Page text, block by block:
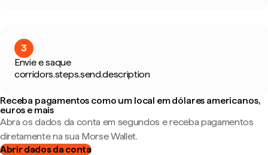
3
Envie e saque
corridors.steps.send.description
Receba pagamentos como um local em dólares americanos,
euros e mais
Abra os dados da conta em segundos e receba pagamentos
diretamente na sua Morse Wallet.
Abrir dados da conta